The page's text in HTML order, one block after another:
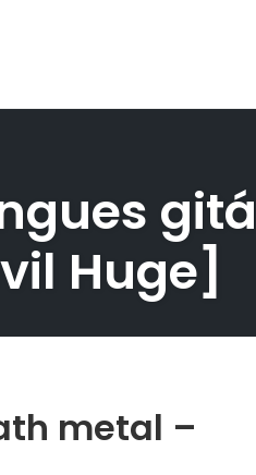
Huge]
metal –